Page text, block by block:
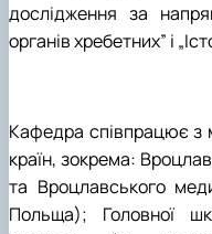
дослідження за
органів хребетних” і
Кафедра співпрацює з
країн, зокрема:
та Вроцлавського
Польща); Головної